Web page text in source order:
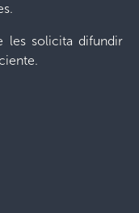
les solicita difundir